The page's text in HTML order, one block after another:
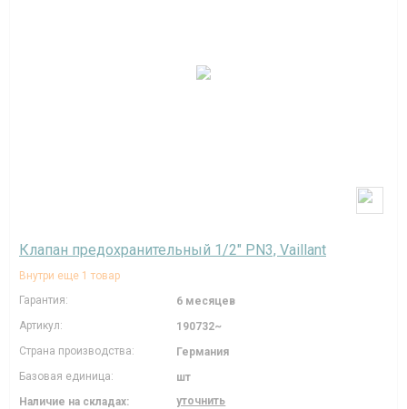
Клапан предохранительный 1/2" PN3, Vaillant
Внутри еще 1 товар
Гарантия:
6 месяцев
Артикул:
190732~
Страна производства:
Германия
Базовая единица:
шт
Наличие на складах:
уточнить